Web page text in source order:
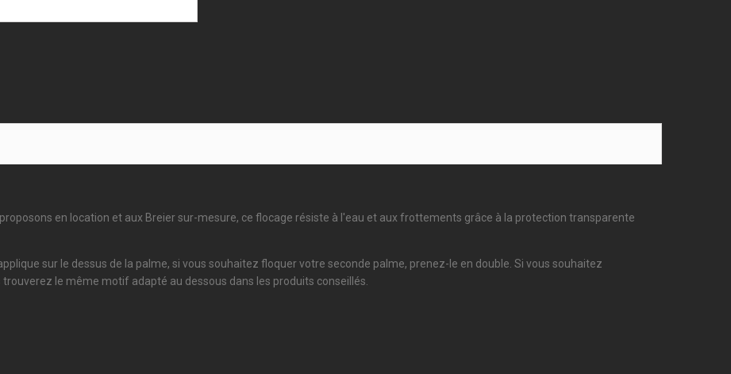
en location et aux Breier sur-mesure, ce flocage résiste à l'eau et aux frottements grâce à la protection transparente
sur le dessus de la palme, si vous souhaitez floquer votre seconde palme, prenez-le en double. Si vous souhaitez
le même motif adapté au dessous dans les produits conseillés.